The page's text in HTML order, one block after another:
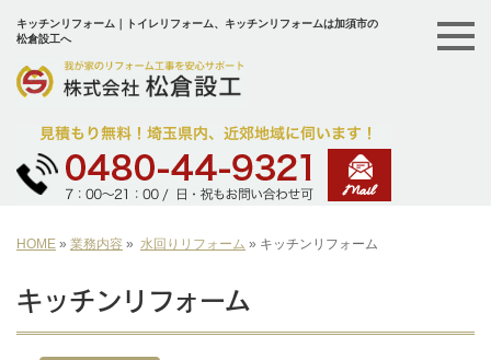
キッチンリフォーム｜トイレリフォーム、キッチンリフォームは加須市の
松倉設工へ
HOME » 業務内容 » 水回りリフォーム » キッチンリフォーム
キッチンリフォーム